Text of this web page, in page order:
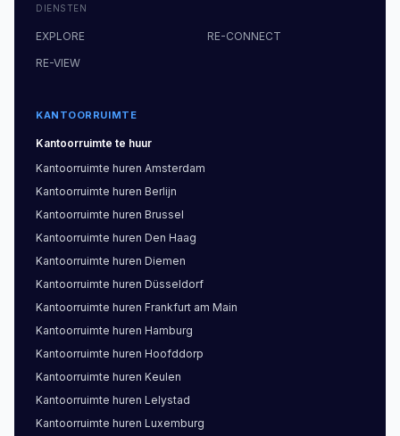
DIENSTEN
EXPLORE
RE-CONNECT
RE-VIEW
KANTOORRUIMTE
Kantoorruimte te huur
Kantoorruimte huren Amsterdam
Kantoorruimte huren Berlijn
Kantoorruimte huren Brussel
Kantoorruimte huren Den Haag
Kantoorruimte huren Diemen
Kantoorruimte huren Düsseldorf
Kantoorruimte huren Frankfurt am Main
Kantoorruimte huren Hamburg
Kantoorruimte huren Hoofddorp
Kantoorruimte huren Keulen
Kantoorruimte huren Lelystad
Kantoorruimte huren Luxemburg